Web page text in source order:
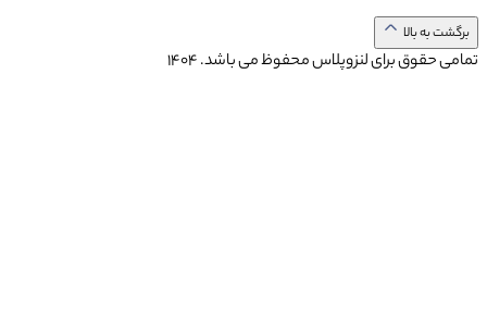
برگشت به بالا
تمامی حقوق برای لنزوپلاس محفوظ می باشد.1404